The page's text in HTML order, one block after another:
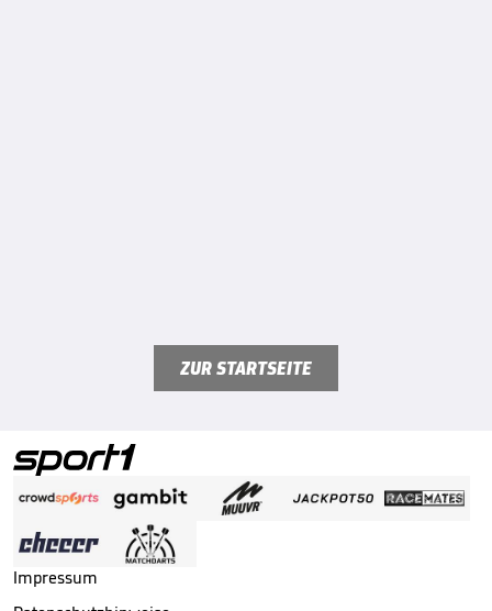
ZUR STARTSEITE
Impressum